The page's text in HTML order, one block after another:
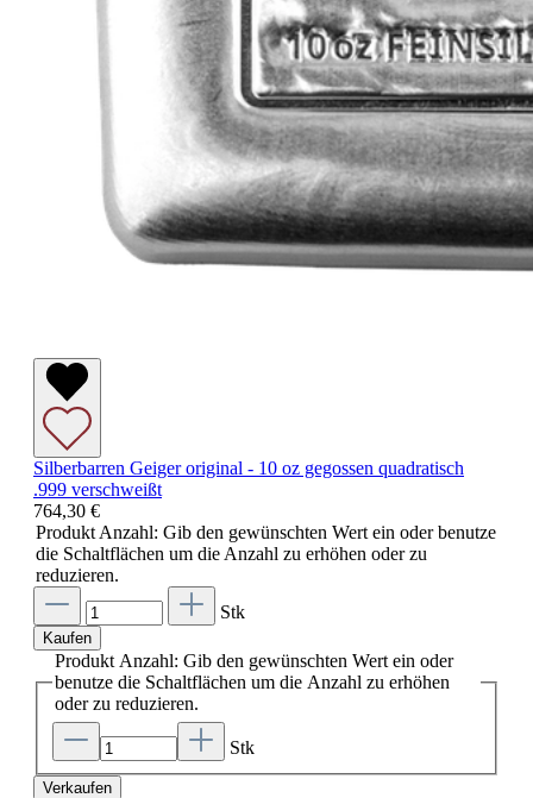
Silberbarren Geiger original - 10 oz gegossen quadratisch
.999 verschweißt
764,30 €
Produkt Anzahl: Gib den gewünschten Wert ein oder benutze
die Schaltflächen um die Anzahl zu erhöhen oder zu
reduzieren.
Stk
Kaufen
Produkt Anzahl: Gib den gewünschten Wert ein oder
benutze die Schaltflächen um die Anzahl zu erhöhen
oder zu reduzieren.
Stk
Verkaufen